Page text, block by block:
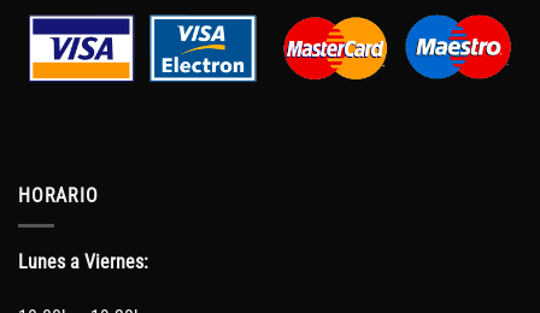
HORARIO
Lunes a Viernes: